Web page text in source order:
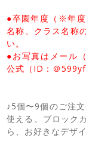
●卒園年度（※年
名称、クラス名称
い。
●お写真はメール
公式（ID：＠
♪5個〜9個のご注
使える、ブロック
ら、お好きなデザ